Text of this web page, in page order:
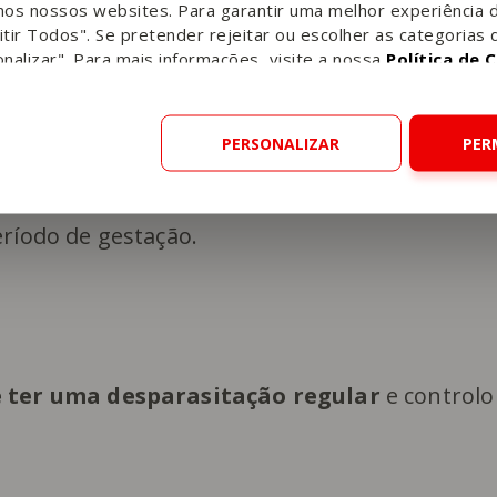
nossos websites. Para garantir uma melhor experiência
Todos". Se pretender rejeitar ou escolher as categorias
Para mais informações, visite a nossa Política de
PERSONALIZAR
dos pequenos cachorros. Otempo
, em média.
de gestação.
ter uma desparasitação regular e